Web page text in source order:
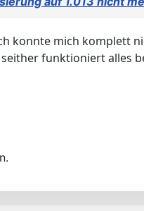
konnte mich komplett
funktioniert alles